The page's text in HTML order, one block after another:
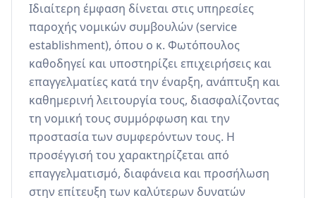
Ιδιαίτερη έμφαση δίνεται στις υπηρεσίες
παροχής νομικών συμβουλών (service
establishment), όπου ο κ. Φωτόπουλος
καθοδηγεί και υποστηρίζει επιχειρήσεις και
επαγγελματίες κατά την έναρξη, ανάπτυξη και
καθημερινή λειτουργία τους, διασφαλίζοντας
τη νομική τους συμμόρφωση και την
προστασία των συμφερόντων τους. Η
προσέγγισή του χαρακτηρίζεται από
επαγγελματισμό, διαφάνεια και προσήλωση
στην επίτευξη των καλύτερων δυνατών